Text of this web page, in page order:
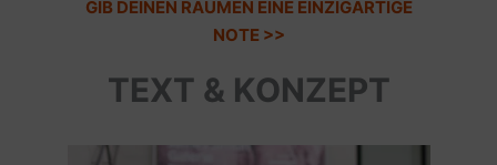
GIB DEINEN RÄUMEN EINE EINZIGARTIGE
NOTE >>
TEXT & KONZEPT